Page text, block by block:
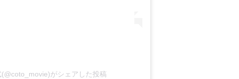
(@coto_movie)がシェアした投稿